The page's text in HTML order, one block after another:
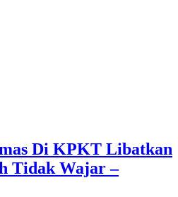
Di KPKT Libatkan
Tidak Wajar –